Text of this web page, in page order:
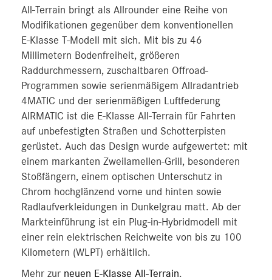
All‑Terrain bringt als Allrounder eine Reihe von
Modifikationen gegenüber dem konventionellen
E‑Klasse T‑Modell mit sich. Mit bis zu 46
Millimetern Bodenfreiheit, größeren
Raddurchmessern, zuschaltbaren Offroad-
Programmen sowie serienmäßigem Allradantrieb
4MATIC und der serienmäßigen Luftfederung
AIRMATIC ist die E-Klasse All-Terrain für Fahrten
auf unbefestigten Straßen und Schotterpisten
gerüstet. Auch das Design wurde aufgewertet: mit
einem markanten Zweilamellen-Grill, besonderen
Stoßfängern, einem optischen Unterschutz in
Chrom hochglänzend vorne und hinten sowie
Radlaufverkleidungen in Dunkelgrau matt. Ab der
Markteinführung ist ein Plug-in-Hybridmodell mit
einer rein elektrischen Reichweite von bis zu 100
Kilometern (WLPT) erhältlich.
Mehr zur neuen E-Klasse All-Terrain.